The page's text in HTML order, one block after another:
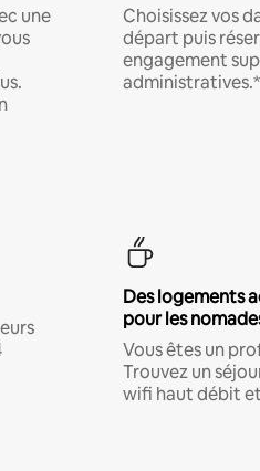
une
Choisissez vos
départ puis
engagement
administratives.*
Des logements
pour les
Vous êtes un
Trouvez un
wifi haut débit